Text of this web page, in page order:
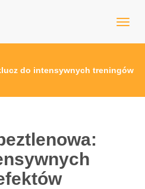
do intensywnych treningów